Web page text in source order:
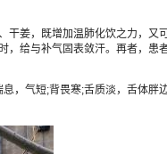
姜，既增加温肺化饮之力，又
给与补气固表敛汗。再者，
气短;背畏寒;舌质淡，舌体胖